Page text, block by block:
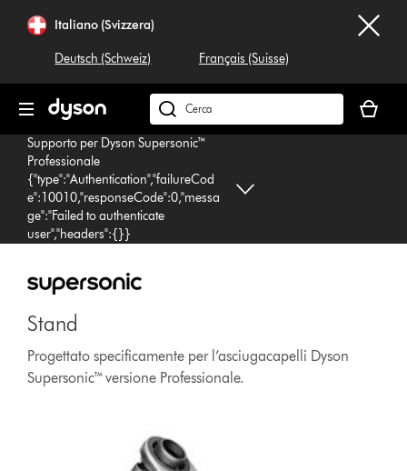
navigazioneItaliano (Svizzera)
Deutsch (Schweiz) Français (Suisse)
Cerca
su
carrello
è
Supporto per Dyson Supersonic™
Professionale
{"type":"Authentication","failureCod
e":10010,"responseCode":0,"messa
ge":"Failed to authenticate
user","headers":{}}
Stand
Progettato specificamente per l’asciugacapelli Dyson
Supersonic™ versione Professionale.